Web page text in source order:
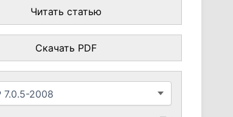
Читать статью
Скачать PDF